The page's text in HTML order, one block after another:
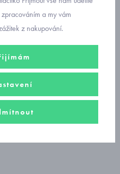
a my vám
z nakupování.